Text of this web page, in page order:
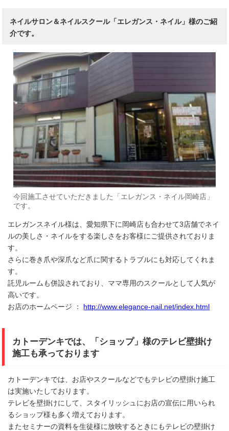
ネイルサロン＆ネイルスクール「エレガンス・ネイル」様のご紹
介です。
今回施工させていただきました「エレガンス・ネイル岡崎店」
です。
エレガンスネイル様は、愛知県下に岡崎店も合わせて3店舗でネイ
ルの美しさ・ネイルをする楽しさをお客様にご提供されておりま
す。
さらに巻き爪や深爪など爪に関するトラブルにも対応してくれま
す。
託児ルームも併設されており、ママ専用のスクールとして人気が
高いです。
お店のホームページ ： http://www.elegance-nail.net/index.html
カトーデンキでは、「ショップ」様のテレビ壁掛け
施工も承っております
カトーデンキでは、お店やスクールなどでもテレビの壁掛け施工
は実施いたしております。
テレビを壁掛けにして、スタイリッシュにお店の宣伝に用いられ
るショップ様も多く増えております。
またセミナーの資料を生徒様に放映するときにもテレビの壁掛け